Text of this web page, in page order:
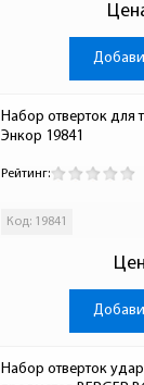
Набор отверток для
Энкор 19841
Рейтинг:
Код: 19841
Набор отверток